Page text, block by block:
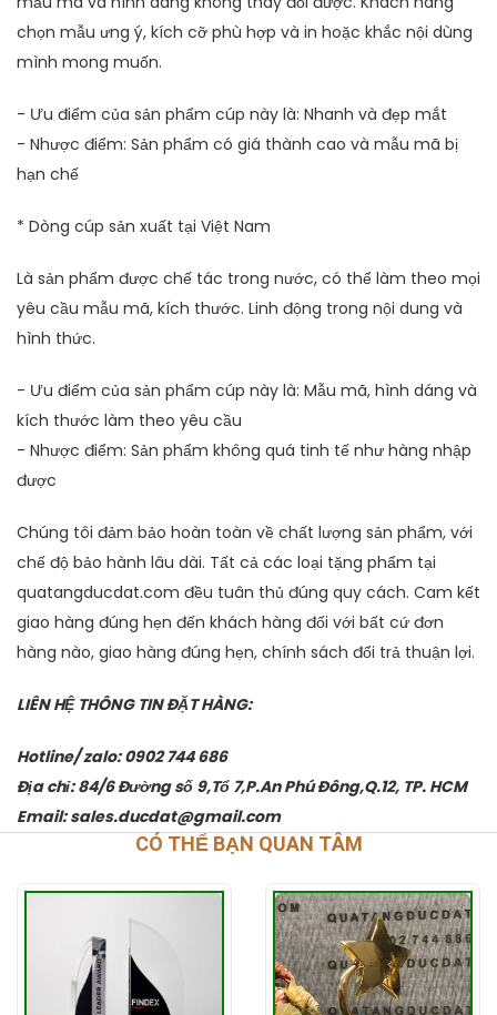
chọn mẫu ưng ý, kích cỡ phù hợp và in hoặc khắc nội dùng
mình mong muốn.
- Ưu điểm của sản phẩm cúp này là: Nhanh và đẹp mắt
- Nhược điểm: Sản phẩm có giá thành cao và mẫu mã bị
hạn chế
* Dòng cúp sản xuất tại Việt Nam
Là sản phẩm được chế tác trong nước, có thể làm theo mọi
yêu cầu mẫu mã, kích thước. Linh động trong nội dung và
hình thức.
- Ưu điểm của sản phẩm cúp này là: Mẫu mã, hình dáng và
kích thước làm theo yêu cầu
- Nhược điểm: Sản phẩm không quá tinh tế như hàng nhập
được
Chúng tôi đảm bảo hoàn toàn về chất lượng sản phẩm, với
chế độ bảo hành lâu dài. Tất cả các loại tặng phẩm tại
quatangducdat.com đều tuân thủ đúng quy cách. Cam kết
giao hàng đúng hẹn đến khách hàng đối với bất cứ đơn
hàng nào, giao hàng đúng hẹn, chính sách đổi trả thuận lợi.
LIÊN HỆ THÔNG TIN ĐẶT HÀNG:
Hotline/ zalo: 0902 744 686
Địa chỉ: 84/6 Đường số 9,Tổ 7,P.An Phú Đông,Q.12, TP. HCM
Email: sales.ducdat@gmail.com
CÓ THỂ BẠN QUAN TÂM